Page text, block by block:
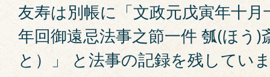
友寿は別帳に「文政元戊寅年十
年回御遠忌法事之節一件 瓠(ほう)
と）」 と法事の記録を残してい